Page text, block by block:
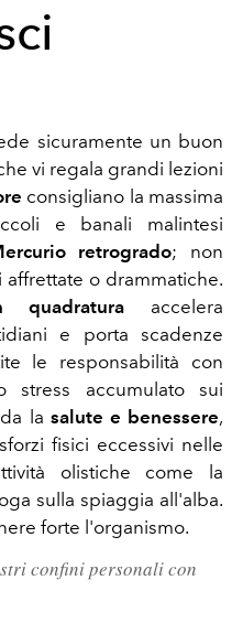
sicuramente un buon
vi regala grandi lezioni
consigliano la massima
e banali malintesi
retrogrado; non
o drammatiche.
accelera
e porta scadenze
le responsabilità con
stress accumulato sui
la salute e benessere,
fisici eccessivi nelle
olistiche come la
sulla spiaggia all'alba.
forte l'organismo.
confini personali con